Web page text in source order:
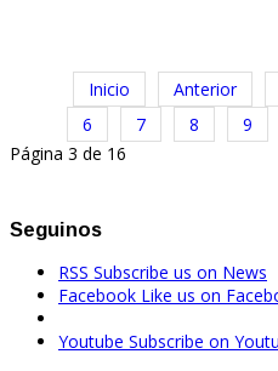
Inicio Anterior
6
7 8 9
Página 3 de 16
Seguinos
RSS Subscribe us on News
Facebook Like us on
Youtube Subscribe on